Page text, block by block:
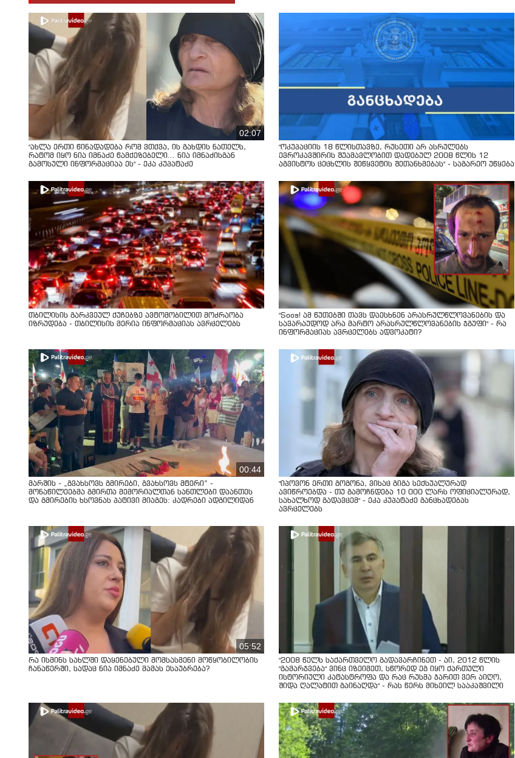
02:07
"ახლა ერთი წინადადება რომ ვთქვა, ის გახდის ნათელს,
რატომ იყო ნია იმნაძე წამქეზებელი... ნია იმნაძისგან
გამოსული ინფორმაციაა ეს" - ეკა კუპატაძე
"ოკუპაციის 18 წლისთავზე, რუსეთი არ ასრულებს
ევროკავშირის შუამავლობით დადებულ 2008 წლის 12
აგვისტოს ცეცხლის შეწყვეტის შეთანხმებას" - საგარეო უწყება
თბილისის გარკვეულ ქუჩებზე ავტომობილით მოძრაობა
იზრუდება - თბილისის მერია ინფორმაციას ავრცელებს
"Soos! ამ წუთებში თავს დაესხნენ არასრულწლოვანების და
სავარაუდოდ არა მარტო არასრულწლოვანების ჯგუფი" - რა
ინფორმაციას ავრცელებს ადვოკატი?
00:44
მარშის - „გვახსოვს გმირები, გვახსოვს მტერი” -
მონაწილეებმა გმირთა მემორიალთან სანთლები დაანთეს
და გმირების ხსოვნას პატივი მიაგეს: კადრები ადგილიდან
"იპოვონ ერთი გოგონა, ვისაც გიგა სექსუალურად
ავიწროებდა - თუ გამოჩნდება 10 000 ლარს ოფიციალურად,
სახალხოდ გადავცემ" - ეკა კუპატაძე განცხადებას
ავრცელებს
05:52
რა ისმინს სახლში დაყენებული მომსასმენი მოწყობილობის
ჩანაწერში, სადაც ნია იმნაძე მამას ესაუბრება?
"2008 წელს საქართველო გადავარჩინეთ - აი, 2012 წლის
"გამარჯვება" ვინც იზეიმეთ, სწორედ ეგ იყო ქართული
ისტორიული კატასტროფა და რაც რუსმა ჯარით ვერ აიღო,
შიდა ღალატით გაინაღდა" - რას წერს მიხეილ სააკაშვილი